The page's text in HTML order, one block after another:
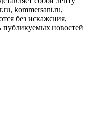
kommersant.ru,
без искажения,
публикуемых новостей